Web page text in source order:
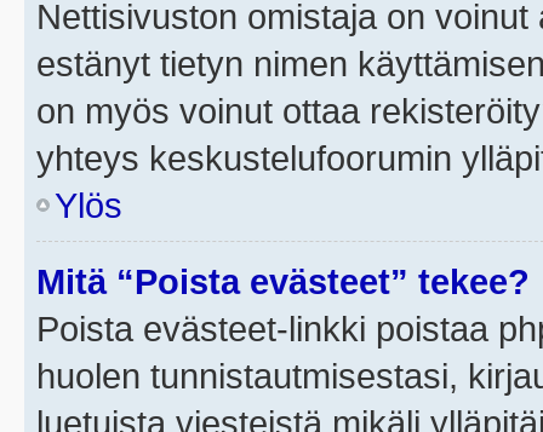
Nettisivuston omistaja on
estänyt tietyn nimen
on myös voinut ottaa
yhteys keskustelufoorumin
Ylös
Mitä “Poista evästeet” tekee?
Poista evästeet-linkki poistaa
huolen tunnistautmisestasi,
luetuista viesteistä mikäli